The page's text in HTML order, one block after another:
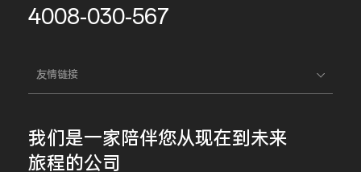
4008-030-567
友情链接
我们是一家陪伴您从现在到未来
旅程的公司